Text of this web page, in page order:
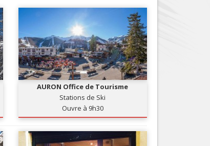
Commerces
Mode, ...
Loisirs
Plages, sports, ...
Services
Tourisme, ...
Nice le Vieux Nice
Nice le Coeur de Ville
Nice les Collines Niçoises
Nice le petit Marais Niçois
Nice la plaine du Var
Nice Aéroport
AURON Office de Tourisme
Stations de Ski
Ouvre à 9h30